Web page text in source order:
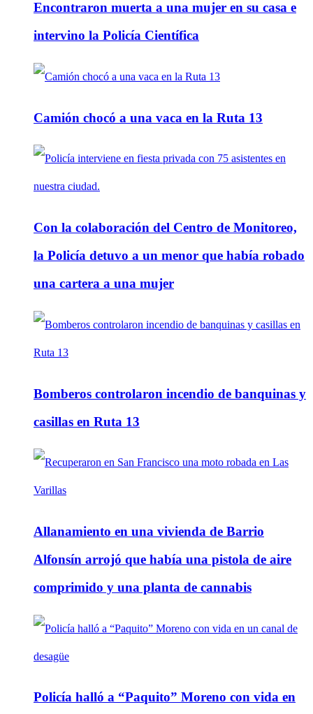
Encontraron muerta a una mujer en su casa e
intervino la Policía Científica
Camión chocó a una vaca en la Ruta 13
Con la colaboración del Centro de Monitoreo,
la Policía detuvo a un menor que había robado
una cartera a una mujer
Bomberos controlaron incendio de banquinas y
casillas en Ruta 13
Allanamiento en una vivienda de Barrio
Alfonsín arrojó que había una pistola de aire
comprimido y una planta de cannabis
Policía halló a “Paquito” Moreno con vida en